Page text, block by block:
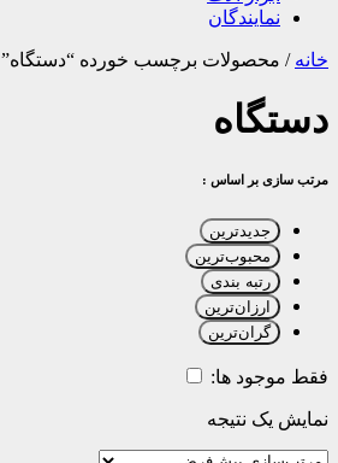
نمایندگان
خانه / محصولات برچسب خورده “دستگاه”
دستگاه
مرتب سازی بر اساس :
جدیدترین
محبوب‌ترین
رتبه بندی
ارزان‌ترین
گران‌ترین
فقط موجود ها:
نمایش یک نتیجه